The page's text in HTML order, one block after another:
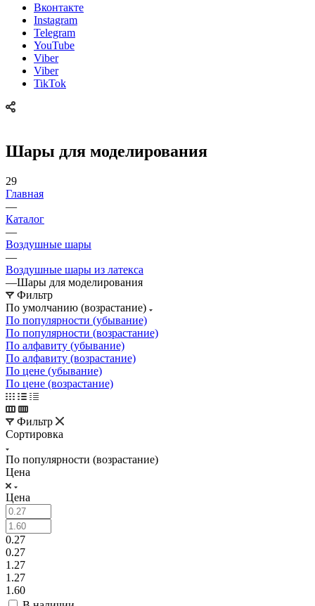
Вконтакте
Instagram
Telegram
YouTube
Viber
Viber
TikTok
Шары для моделирования
29
Главная
—
Каталог
—
Воздушные шары
—
Воздушные шары из латекса
—Шары для моделирования
Фильтр
По умолчанию (возрастание)
По популярности (убывание)
По популярности (возрастание)
По алфавиту (убывание)
По алфавиту (возрастание)
По цене (убывание)
По цене (возрастание)
Фильтр
Сортировка
По популярности (возрастание)
Цена
Цена
0.27
0.27
1.27
1.27
1.60